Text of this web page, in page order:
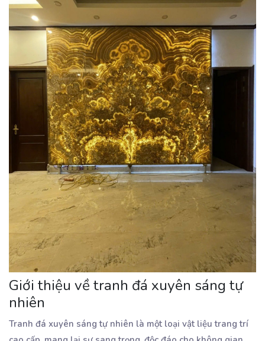
Giới thiệu về tranh đá xuyên sáng tự
nhiên
Tranh đá xuyên sáng tự nhiên là một loại vật liệu trang trí